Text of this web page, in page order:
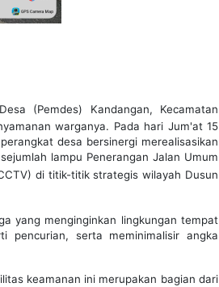
(Pemdes) Kandangan, Kecamatan
warganya. Pada hari Jum'at 15
desa bersinergi merealisasikan
lampu Penerangan Jalan Umum
di titik-titik strategis wilayah Dusun
yang menginginkan lingkungan tempat
serta meminimalisir angka
keamanan ini merupakan bagian dari